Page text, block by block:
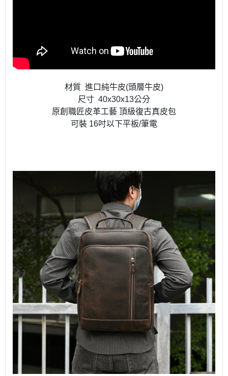
材質 進口純牛皮(頭層牛皮)
尺寸 40x30x13公分
原創職匠皮革工藝 頂級復古真皮包
可裝 16吋以下平板/筆電